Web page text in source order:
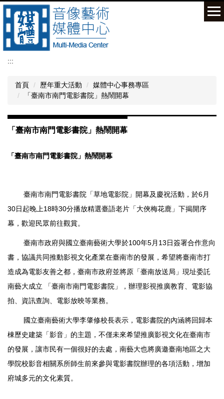
跳
到
要
內
容
:::
首頁 歷年重大活動
媒體中心事務專區
「臺南市南門電影書院」熱鬧開幕
「臺南市南門電影書院」熱鬧開幕
「臺南市南門電影書院」熱鬧開幕
臺南市南門電影書院「草地電影院」開幕及慶祝活動，於6 月
30 日起晚上18時30分播放精選臺語老片「大俠梅花鹿」下揭開序
幕，歡迎民眾前往觀賞。
臺南市政府與國立臺南藝術大學於100年5 月 13 日簽署合作意向
書，協議共同推動影視文化產業在臺南市的發展，希望將臺南市打
造成為電影友善之都，臺南市政府並將原「臺南放送局」現址委託
南藝大成立
「臺南市南門電影書院」，辦理影視推廣教育、電影協
拍、資訊查詢、電影放映等業務。
國立臺南藝術大學李肇修校長表示，電影書院的內涵將回歸本
棟歷史建築「影音」的主題，不僅未來希望推廣影視文化在臺南市
的發展，讓市民有一個很好的去處，南藝大也將廣邀臺南地區之大
學院校影音相關系所師生前來參與電影書院辦理的各項活動，增加
府城多元的文化素質。